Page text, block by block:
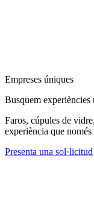
Empreses úniques
Busquem experiències
Faros, cúpules de
experiència que
Presenta una sol·licitud